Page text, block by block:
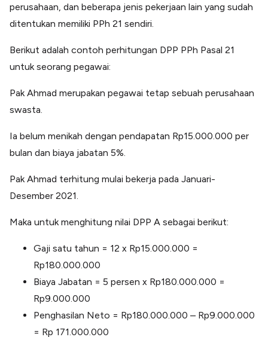
perusahaan, dan beberapa jenis pekerjaan lain yang sudah
ditentukan memiliki PPh 21 sendiri.
Berikut adalah contoh perhitungan DPP PPh Pasal 21
untuk seorang pegawai:
Pak Ahmad merupakan pegawai tetap sebuah perusahaan
swasta.
Ia belum menikah dengan pendapatan Rp15.000.000 per
bulan dan biaya jabatan 5%.
Pak Ahmad terhitung mulai bekerja pada Januari-
Desember 2021.
Maka untuk menghitung nilai DPP A sebagai berikut:
Gaji satu tahun = 12 x Rp15.000.000 =
Rp180.000.000
Biaya Jabatan = 5 persen x Rp180.000.000 =
Rp9.000.000
Penghasilan Neto = Rp180.000.000 – Rp9.000.000
= Rp 171.000.000